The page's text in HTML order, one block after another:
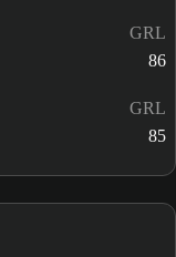
GRL
86
GRL
85